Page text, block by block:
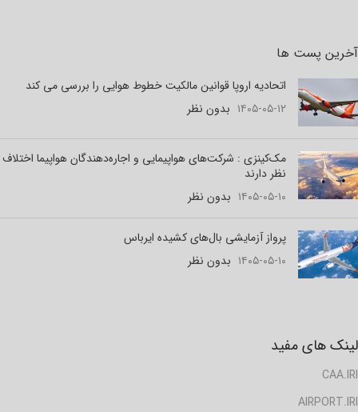
آخرین پست ها
اتحادیه اروپا قوانین مالکیت خطوط هوایی را بررسی می کند
۱۴۰۵-۰۵-۱۲ بدون نظر
مک‌کینزی : شرکت‌های هواپیمایی و اجاره‌دهندگان هواپیما اختلاف
نظر دارند
۱۴۰۵-۰۵-۱۰ بدون نظر
پرواز آزمایشی بال‌های کشیده ایرباس
۱۴۰۵-۰۵-۱۰ بدون نظر
لینک های مفید
CAA.IRI
AIRPORT.IRI